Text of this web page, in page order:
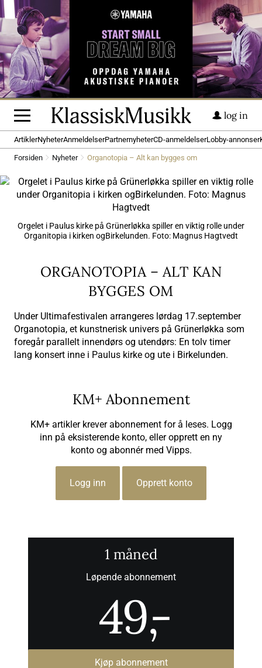
log in
ArtiklerNyheterAnmeldelserPartnernyheterCD-anmeldelserLobby-annonser
Forsiden Nyheter Organotopia – Alt kan bygges om
Orgelet i Paulus kirke på Grünerløkka spiller en viktig rolle under
Organitopia i kirken ogBirkelunden. Foto: Magnus Hagtvedt
ORGANOTOPIA – ALT KAN
BYGGES OM
Under Ultimafestivalen arrangeres lørdag 17.september
Organotopia, et kunstnerisk univers på Grünerløkka som
foregår parallelt innendørs og utendørs: En tolv timer
lang konsert inne i Paulus kirke og ute i Birkelunden.
KM+ Abonnement
KM+ artikler krever abonnement for å leses. Logg
inn på eksisterende konto, eller opprett en ny
konto og abonnér med Vipps.
Logg inn Opprett konto
1 måned
Løpende abonnement
49,-
Kjøp abonnement